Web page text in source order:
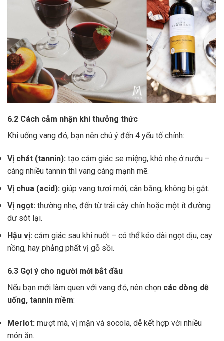
6.2 Cách cảm nhận khi thưởng thức
Khi uống vang đỏ, bạn nên chú ý đến 4 yếu tố chính:
Vị chát (tannin): tạo cảm giác se miệng, khô nhẹ ở nướu –
càng nhiều tannin thì vang càng mạnh mẽ.
Vị chua (acid): giúp vang tươi mới, cân bằng, không bị gắt.
Vị ngọt: thường nhẹ, đến từ trái cây chín hoặc một ít đường
dư sót lại.
Hậu vị: cảm giác sau khi nuốt – có thể kéo dài ngọt dịu, cay
nồng, hay phảng phất vị gỗ sồi.
6.3 Gợi ý cho người mới bắt đầu
Nếu bạn mới làm quen với vang đỏ, nên chọn các dòng dễ
uống, tannin mềm:
Merlot: mượt mà, vị mận và socola, dễ kết hợp với nhiều
món ăn.